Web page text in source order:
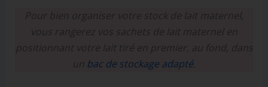
Pour bien organiser votre stock de lait maternel,
vous rangerez vos sachets de lait maternel en
positionnant votre lait tiré en premier, au fond, dans
un bac de stockage adapté.